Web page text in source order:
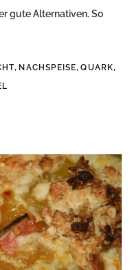
gute Alternativen. So
, NACHSPEISE,QUARK,